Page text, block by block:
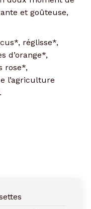
et goûteuse,
réglisse*,
d’orange*,
rose*,
l’agriculture